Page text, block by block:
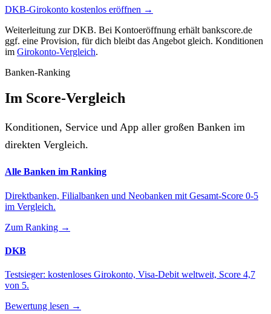
DKB-Girokonto kostenlos eröffnen →
Weiterleitung zur DKB. Bei Kontoeröffnung erhält bankscore.de
ggf. eine Provision, für dich bleibt das Angebot gleich. Konditionen
im Girokonto-Vergleich.
Banken-Ranking
Im Score-Vergleich
Konditionen, Service und App aller großen Banken im
direkten Vergleich.
Alle Banken im Ranking
Direktbanken, Filialbanken und Neobanken mit Gesamt-Score 0-5
im Vergleich.
Zum Ranking →
DKB
Testsieger: kostenloses Girokonto, Visa-Debit weltweit, Score 4,7
von 5.
Bewertung lesen →